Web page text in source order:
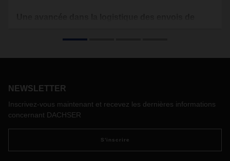
d’approvisionnement (Supply Chain Visibility) se hisse à un
transbordement, l’Institut Fraunhofer pour les flux de
marchandises et la logistique (IML, Fraunhofer Institut für
Materialfluss und Logistik) et le prestataire logistique
NEWSLETTER
Inscrivez-vous maintenant et recevez les dernières informations
concernant DACHSER
S'inscrire